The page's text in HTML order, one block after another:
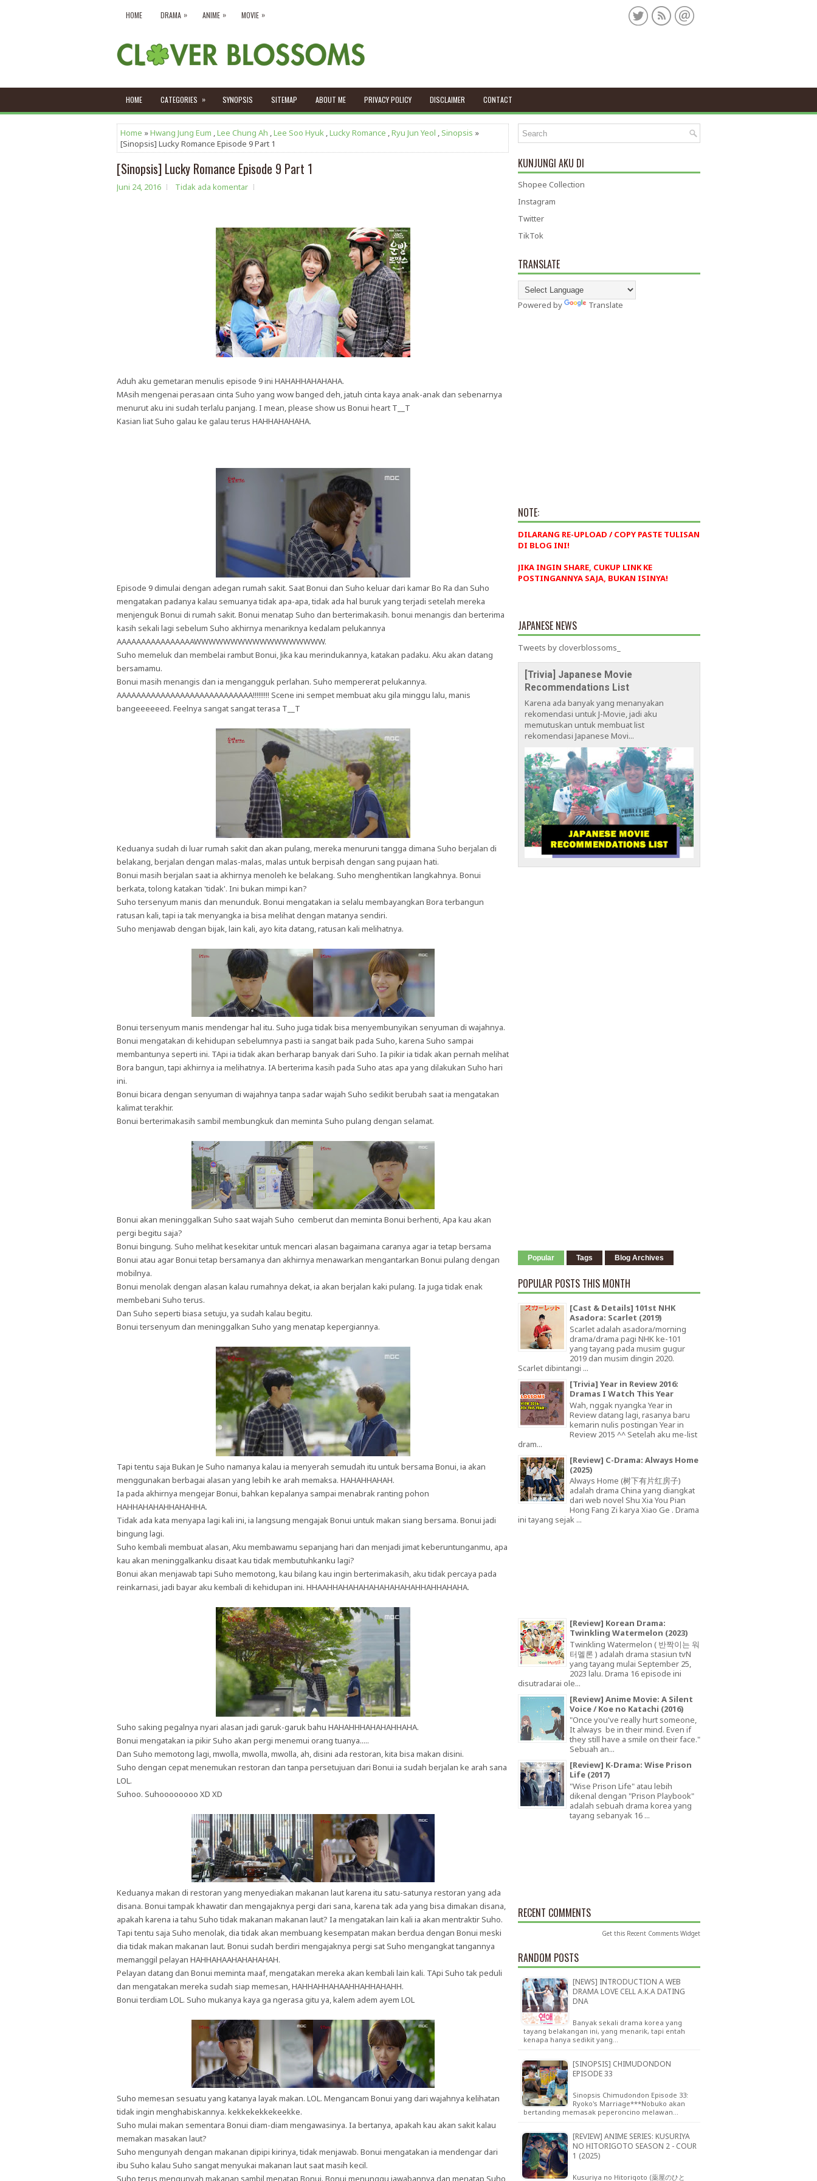
HOME DRAMA » ANIME » MOVIE »
HOME CATEGORIES » SYNOPSIS SITEMAP ABOUT ME PRIVACY POLICY DISCLAIMER CONTACT
Home »Hwang Jung Eum ,Lee Chung Ah ,Lee Soo Hyuk ,Lucky Romance ,Ryu Jun Yeol , Sinopsis »
[Sinopsis] Lucky Romance Episode 9 Part 1
[Sinopsis] Lucky Romance Episode 9 Part 1
Juni 24, 2016 Tidak ada komentar
Aduh aku gemetaran menulis episode 9 ini HAHAHHAHAHAHA.
MAsih mengenai perasaan cinta Suho yang wow banged deh, jatuh cinta kaya anak-anak dan sebenarnya
menurut aku ini sudah terlalu panjang. I mean, please show us Bonui heart T__T
Kasian liat Suho galau ke galau terus HAHHAHAHAHA.
Episode 9 dimulai dengan adegan rumah sakit. Saat Bonui dan Suho keluar dari kamar Bo Ra dan Suho
mengatakan padanya kalau semuanya tidak apa-apa, tidak ada hal buruk yang terjadi setelah mereka
menjenguk Bonui di rumah sakit. Bonui menatap Suho dan berterimakasih. bonui menangis dan berterima
kasih sekali lagi sebelum Suho akhirnya menariknya kedalam pelukannya
AAAAAAAAAAAAAAAAWWWWWWWWWWWWWWWWWW.
Suho memeluk dan membelai rambut Bonui, Jika kau merindukannya, katakan padaku. Aku akan datang
bersamamu.
Bonui masih menangis dan ia mengangguk perlahan. Suho mempererat pelukannya.
AAAAAAAAAAAAAAAAAAAAAAAAAAAA!!!!!!!!! Scene ini sempet membuat aku gila minggu lalu, manis
bangeeeeeed. Feelnya sangat sangat terasa T__T
Keduanya sudah di luar rumah sakit dan akan pulang, mereka menuruni tangga dimana Suho berjalan di
belakang, berjalan dengan malas-malas, malas untuk berpisah dengan sang pujaan hati.
Bonui masih berjalan saat ia akhirnya menoleh ke belakang. Suho menghentikan langkahnya. Bonui
berkata, tolong katakan 'tidak'. Ini bukan mimpi kan?
Suho tersenyum manis dan menunduk. Bonui mengatakan ia selalu membayangkan Bora terbangun
ratusan kali, tapi ia tak menyangka ia bisa melihat dengan matanya sendiri.
Suho menjawab dengan bijak, lain kali, ayo kita datang, ratusan kali melihatnya.
Bonui tersenyum manis mendengar hal itu. Suho juga tidak bisa menyembunyikan senyuman di wajahnya.
Bonui mengatakan di kehidupan sebelumnya pasti ia sangat baik pada Suho, karena Suho sampai
membantunya seperti ini. TApi ia tidak akan berharap banyak dari Suho. Ia pikir ia tidak akan pernah melihat
Bora bangun, tapi akhirnya ia melihatnya. IA berterima kasih pada Suho atas apa yang dilakukan Suho hari
ini.
Bonui bicara dengan senyuman di wajahnya tanpa sadar wajah Suho sedikit berubah saat ia mengatakan
kalimat terakhir.
Bonui berterimakasih sambil membungkuk dan meminta Suho pulang dengan selamat.
Bonui akan meninggalkan Suho saat wajah Suho cemberut dan meminta Bonui berhenti, Apa kau akan
pergi begitu saja?
Bonui bingung. Suho melihat kesekitar untuk mencari alasan bagaimana caranya agar ia tetap bersama
Bonui atau agar Bonui tetap bersamanya dan akhirnya menawarkan mengantarkan Bonui pulang dengan
mobilnya.
Bonui menolak dengan alasan kalau rumahnya dekat, ia akan berjalan kaki pulang. Ia juga tidak enak
membebani Suho terus.
Dan Suho seperti biasa setuju, ya sudah kalau begitu.
Bonui tersenyum dan meninggalkan Suho yang menatap kepergiannya.
Tapi tentu saja Bukan Je Suho namanya kalau ia menyerah semudah itu untuk bersama Bonui, ia akan
menggunakan berbagai alasan yang lebih ke arah memaksa. HAHAHHAHAH.
Ia pada akhirnya mengejar Bonui, bahkan kepalanya sampai menabrak ranting pohon
HAHHAHAHAHHAHAHHA.
Tidak ada kata menyapa lagi kali ini, ia langsung mengajak Bonui untuk makan siang bersama. Bonui jadi
bingung lagi.
Suho kembali membuat alasan, Aku membawamu sepanjang hari dan menjadi jimat keberuntunganmu, apa
kau akan meninggalkanku disaat kau tidak membutuhkanku lagi?
Bonui akan menjawab tapi Suho memotong, kau bilang kau ingin berterimakasih, aku tidak percaya pada
reinkarnasi, jadi bayar aku kembali di kehidupan ini. HHAAHHAHAHAHAHAHAHAHAHHAHHAHAHA.
Suho saking pegalnya nyari alasan jadi garuk-garuk bahu HAHAHHHAHAHAHHAHA.
Bonui mengatakan ia pikir Suho akan pergi menemui orang tuanya.....
Dan Suho memotong lagi, mwolla, mwolla, mwolla, ah, disini ada restoran, kita bisa makan disini.
Suho dengan cepat menemukan restoran dan tanpa persetujuan dari Bonui ia sudah berjalan ke arah sana
LOL.
Suhoo. Suhoooooooo XD XD
Keduanya makan di restoran yang menyediakan makanan laut karena itu satu-satunya restoran yang ada
disana. Bonui tampak khawatir dan mengajaknya pergi dari sana, karena tak ada yang bisa dimakan disana,
apakah karena ia tahu Suho tidak makanan makanan laut? Ia mengatakan lain kali ia akan mentraktir Suho.
Tapi tentu saja Suho menolak, dia tidak akan membuang kesempatan makan berdua dengan Bonui meski
dia tidak makan makanan laut. Bonui sudah berdiri mengajaknya pergi sat Suho mengangkat tangannya
memanggil pelayan HAHHAHAAHAHAHAHAH.
Pelayan datang dan Bonui meminta maaf, mengatakan mereka akan kembali lain kali. TApi Suho tak peduli
dan mengatakan mereka sudah siap memesan, HAHHAHHAHAAHHAHHAHAHH.
Bonui terdiam LOL. Suho mukanya kaya ga ngerasa gitu ya, kalem adem ayem LOL
Suho memesan sesuatu yang katanya layak makan. LOL. Mengancam Bonui yang dari wajahnya kelihatan
tidak ingin menghabiskannya. kekkekekkekeekke.
Suho mulai makan sementara Bonui diam-diam mengawasinya. Ia bertanya, apakah kau akan sakit kalau
memakan masakan laut?
Suho mengunyah dengan makanan dipipi kirinya, tidak menjawab. Bonui mengatakan ia mendengar dari
ibu Suho kalau Suho sangat menyukai makanan laut saat masih kecil.
Suho terus mengunyah makanan sambil menatap Bonui. Bonui menunggu jawabannya dan menatap Suho
KUNJUNGI AKU DI
Shopee Collection
Instagram
Twitter
TikTok
TRANSLATE
Powered by Translate
NOTE:
DILARANG RE-UPLOAD / COPY PASTE TULISAN
DI BLOG INI!
JIKA INGIN SHARE, CUKUP LINK KE
POSTINGANNYA SAJA, BUKAN ISINYA!
JAPANESE NEWS
Tweets by cloverblossoms_
[Trivia] Japanese Movie
Recommendations List
Karena ada banyak yang menanyakan
rekomendasi untuk J-Movie, jadi aku
memutuskan untuk membuat list
rekomendasi Japanese Movi...
Popular Tags Blog Archives
POPULAR POSTS THIS MONTH
[Cast & Details] 101st NHK
Asadora: Scarlet (2019)
Scarlet adalah asadora/morning
drama/drama pagi NHK ke-101
yang tayang pada musim gugur
2019 dan musim dingin 2020.
Scarlet dibintangi ...
[Trivia] Year in Review 2016:
Dramas I Watch This Year
Wah, nggak nyangka Year in
Review datang lagi, rasanya baru
kemarin nulis postingan Year in
Review 2015 ^^ Setelah aku me-list
dram...
[Review] C-Drama: Always Home
(2025)
Always Home (树下有片红房子)
adalah drama China yang diangkat
dari web novel Shu Xia You Pian
Hong Fang Zi karya Xiao Ge . Drama
ini tayang sejak ...
[Review] Korean Drama:
Twinkling Watermelon (2023)
Twinkling Watermelon ( 반짝이는 워
터멜론 ) adalah drama stasiun tvN
yang tayang mulai September 25,
2023 lalu. Drama 16 episode ini
disutradarai ole...
[Review] Anime Movie: A Silent
Voice / Koe no Katachi (2016)
"Once you've really hurt someone,
It always be in their mind. Even if
they still have a smile on their face."
Sebuah an...
[Review] K-Drama: Wise Prison
Life (2017)
"Wise Prison Life" atau lebih
dikenal dengan "Prison Playbook"
adalah sebuah drama korea yang
tayang sebanyak 16 ...
RECENT COMMENTS
Get this Recent Comments Widget
RANDOM POSTS
[NEWS] INTRODUCTION A WEB
DRAMA LOVE CELL A.K.A DATING
DNA
Banyak sekali drama korea yang
tayang belakangan ini, yang menarik, tapi entah
kenapa hanya sedikit yang…
[SINOPSIS] CHIMUDONDON
EPISODE 33
Sinopsis Chimudondon Episode 33:
Ryoko's Marriage***Nobuko akan
bertanding memasak peperoncino melawan…
[REVIEW] ANIME SERIES: KUSURIYA
NO HITORIGOTO SEASON 2 - COUR
1 (2025)
Kusuriya no Hitorigoto (薬屋のひと